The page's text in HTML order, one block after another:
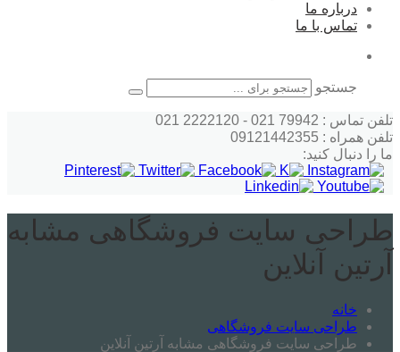
درباره ما
تماس با ما
جستجو
تلفن تماس : 79942 021 - 2222120 021
تلفن همراه : 09121442355
ما را دنبال کنید:
طراحی سایت فروشگاهی مشابه
آرتین آنلاین
خانه
طراحی سایت فروشگاهی
طراحی سایت فروشگاهی مشابه آرتین آنلاین